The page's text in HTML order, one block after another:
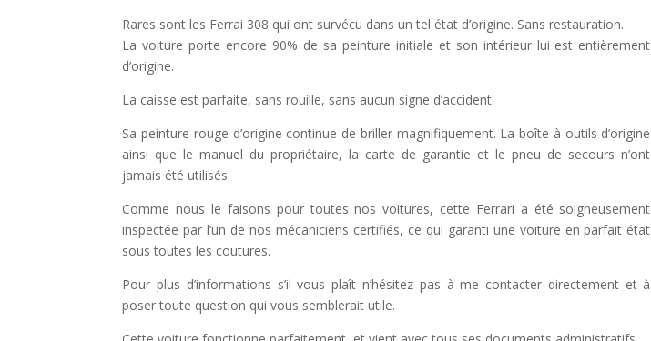
Rares sont les Ferrai 308 qui ont survécu dans un tel état d’origine. Sans restauration.
La voiture porte encore 90% de sa peinture initiale et son intérieur lui est entièrement
d’origine.
La caisse est parfaite, sans rouille, sans aucun signe d’accident.
Sa peinture rouge d’origine continue de briller magnifiquement. La boîte à outils d’origine
ainsi que le manuel du propriétaire, la carte de garantie et le pneu de secours n’ont
jamais été utilisés.
Comme nous le faisons pour toutes nos voitures, cette Ferrari a été soigneusement
inspectée par l’un de nos mécaniciens certifiés, ce qui garanti une voiture en parfait état
sous toutes les coutures.
Pour plus d’informations s’il vous plaît n’hésitez pas à me contacter directement et à
poser toute question qui vous semblerait utile.